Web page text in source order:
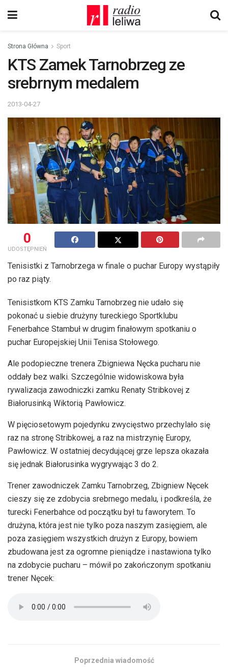
Strona Główna Sport
KTS Zamek Tarnobrzeg ze
srebrnym medalem
2013-04-27
0
UDOSTĘPNIEŃ
Tenisistki z Tarnobrzega w finale o puchar Europy wystąpiły
po raz piąty.
Tenisistkom KTS Zamku Tarnobrzeg nie udało się
pokonać u siebie drużyny tureckiego Sportklubu
Fenerbahce Stambuł w drugim finałowym spotkaniu o
puchar Europejskiej Unii Tenisa Stołowego.
Ale podopieczne trenera Zbigniewa Nęcka pucharu nie
oddały bez walki. Szczególnie widowiskowa była
rywalizacja zawodniczki zamku Renaty Stribkovej z
Białorusinką Wiktorią Pawłowicz.
W pięciosetowym pojedynku zwycięstwo przechylało się
raz na stronę Stribkowej, a raz na mistrzynię Europy,
Pawłowicz. W ostatniej decydującej grze lepsza okazała
się jednak Białorusinka wygrywając 3 do 2.
Trener zawodniczek Zamku Tarnobrzeg, Zbigniew Nęcek
cieszy się ze zdobycia srebrnego medalu, i podkreśla, że
turecki Fenerbahce od początku był tu faworytem. To
drużyna, która jest nie tylko poza naszym zasięgiem, ale
poza zasięgiem wszystkich drużyn z Europy, bowiem
zbudowana jest za ogromne pieniądze i nastawiona tylko
na zdobycie pucharu – mówił po zakończonym spotkaniu
trener Nęcek:
Poprzednia wiadomość